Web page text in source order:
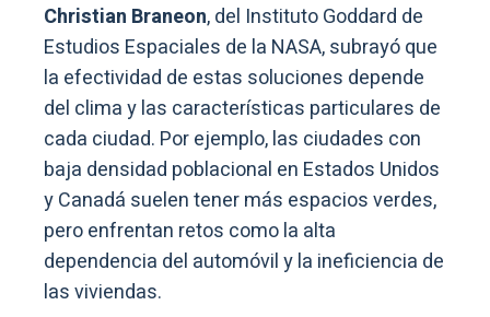
Christian Braneon, del Instituto Goddard de
Estudios Espaciales de la NASA, subrayó que
la efectividad de estas soluciones depende
del clima y las características particulares de
cada ciudad. Por ejemplo, las ciudades con
baja densidad poblacional en Estados Unidos
y Canadá suelen tener más espacios verdes,
pero enfrentan retos como la alta
dependencia del automóvil y la ineficiencia de
las viviendas.